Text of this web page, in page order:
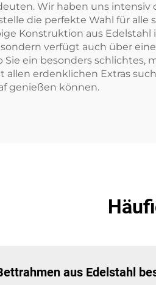
Wir haben uns
die perfekte Wahl für
Konstruktion aus
verfügt auch über
ein besonders schlichtes,
erdenklichen Extras
genießen können.
aus Edelstahl